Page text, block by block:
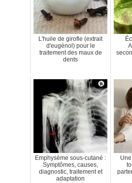
L'huile de girofle (extrait
d'eugénol) pour le
traitement des maux de
dents
Emphysème sous-cutané :
Symptômes, causes,
diagnostic, traitement et
adaptation